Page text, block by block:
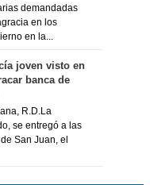
demandadas
en los
en la...
joven visto en
banca de
R.D.La
se entregó a las
San Juan, el